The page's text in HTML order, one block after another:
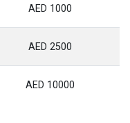
1000 AED
2500 AED
10000 AED